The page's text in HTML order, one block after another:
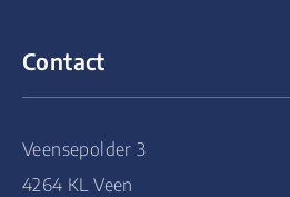
Contact
Veensepolder 3
4264 KL Veen